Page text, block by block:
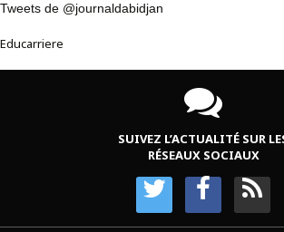
Tweets de @journaldabidjan
Educarriere
SUIVEZ L’ACTUALITÉ SUR
RÉSEAUX SOCIAUX